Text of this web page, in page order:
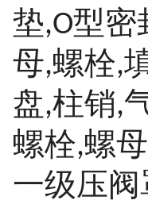
垫,O型密
母,螺栓,
盘,柱销,
螺栓,螺母
一级压阀